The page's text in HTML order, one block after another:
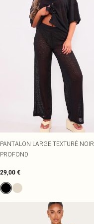
PANTALON LARGE TEXTURÉ NOIR
PROFOND
29,00 €